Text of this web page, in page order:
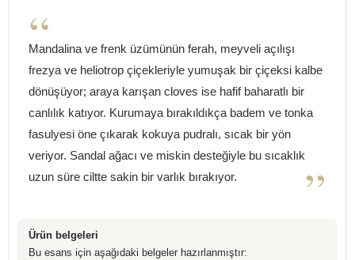
“
Mandalina ve frenk üzümünün ferah, meyveli açılışı
frezya ve heliotrop çiçekleriyle yumuşak bir çiçeksi kalbe
dönüşüyor; araya karışan cloves ise hafif baharatlı bir
canlılık katıyor. Kurumaya bırakıldıkça badem ve tonka
fasulyesi öne çıkarak kokuya pudralı, sıcak bir yön
veriyor. Sandal ağacı ve miskin desteğiyle bu sıcaklık
uzun süre ciltte sakin bir varlık bırakıyor.
”
Ürün belgeleri
Bu esans için aşağıdaki belgeler hazırlanmıştır: